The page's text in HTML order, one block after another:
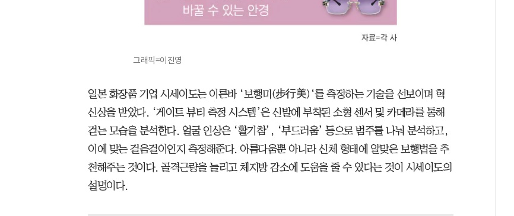
그래픽=이진영
일본 화장품 기업 시세이도는 이른바 ‘보행미(步行美)‘를 측정하는 기술을 선보이며 혁
신상을 받았다. ‘게이트 뷰티 측정 시스템’은 신발에 부착된 소형 센서 및 카메라를 통해
걷는 모습을 분석한다. 얼굴 인상은 ‘활기참’, ‘부드러움’ 등으로 범주를 나눠 분석하고,
이에 맞는 걸음걸이인지 측정해준다. 아름다움뿐 아니라 신체 형태에 알맞은 보행법을 추
천해주는 것이다. 골격근량을 늘리고 체지방 감소에 도움을 줄 수 있다는 것이 시세이도의
설명이다.